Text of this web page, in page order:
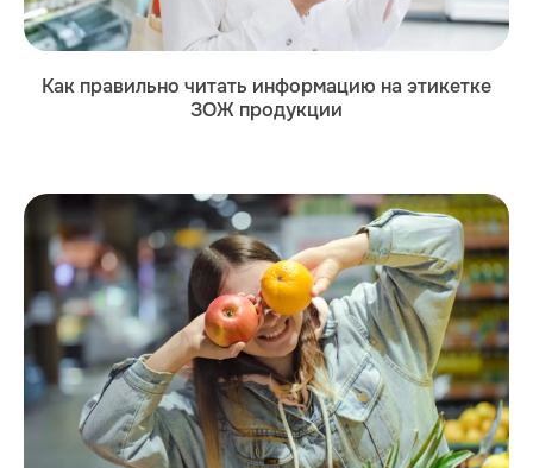
Как правильно читать информацию на этикетке
ЗОЖ продукции